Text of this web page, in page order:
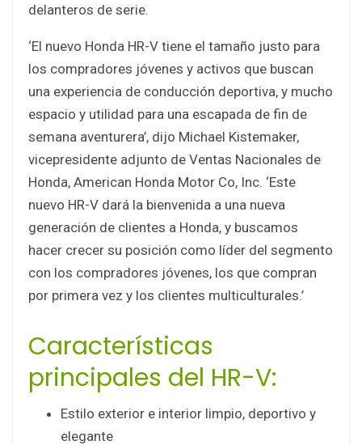
delanteros de serie.
‘El nuevo Honda HR-V tiene el tamaño justo para
los compradores jóvenes y activos que buscan
una experiencia de conducción deportiva, y mucho
espacio y utilidad para una escapada de fin de
semana aventurera’, dijo Michael Kistemaker,
vicepresidente adjunto de Ventas Nacionales de
Honda, American Honda Motor Co, Inc. ‘Este
nuevo HR-V dará la bienvenida a una nueva
generación de clientes a Honda, y buscamos
hacer crecer su posición como líder del segmento
con los compradores jóvenes, los que compran
por primera vez y los clientes multiculturales.’
Características
principales del HR-V:
Estilo exterior e interior limpio, deportivo y
elegante